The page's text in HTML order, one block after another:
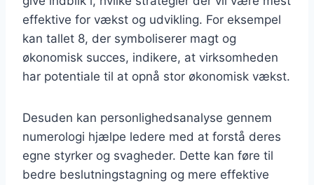
effektive for vækst og udvikling. For eksempel
kan tallet 8, der symboliserer magt og
økonomisk succes, indikere, at virksomheden
har potentiale til at opnå stor økonomisk vækst.
Desuden kan personlighedsanalyse gennem
numerologi hjælpe ledere med at forstå deres
egne styrker og svagheder. Dette kan føre til
bedre beslutningstagning og mere effektive